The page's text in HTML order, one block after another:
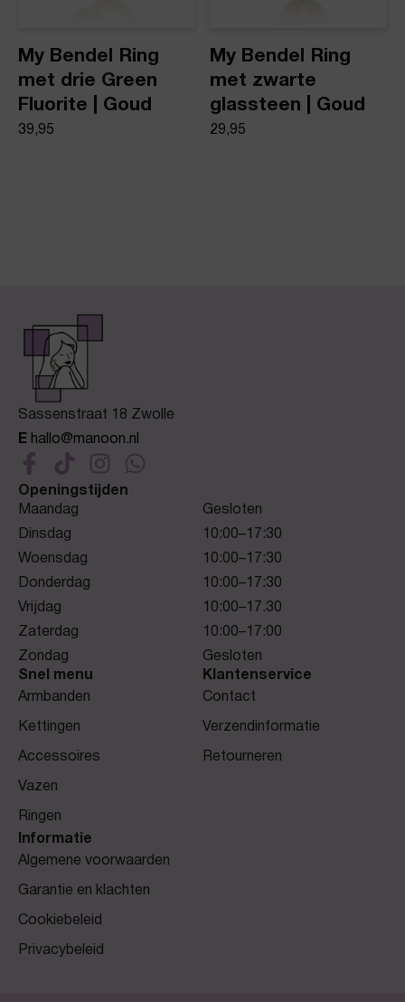
My Bendel Ring
met drie Green
Fluorite | Goud
39,95
My Bendel Ring
met zwarte
glassteen | Goud
29,95
Sassenstraat 18 Zwolle
E hallo@manoon.nl
Openingstijden
Maandag
Gesloten
Dinsdag
10:00–17:30
Woensdag
10:00–17:30
Donderdag
10:00–17:30
Vrijdag
10:00–17.30
Zaterdag
10:00–17:00
Zondag
Gesloten
Snel menu
Armbanden
Kettingen
Accessoires
Vazen
Ringen
Klantenservice
Contact
Verzendinformatie
Retourneren
Informatie
Algemene voorwaarden
Garantie en klachten
Cookiebeleid
Privacybeleid